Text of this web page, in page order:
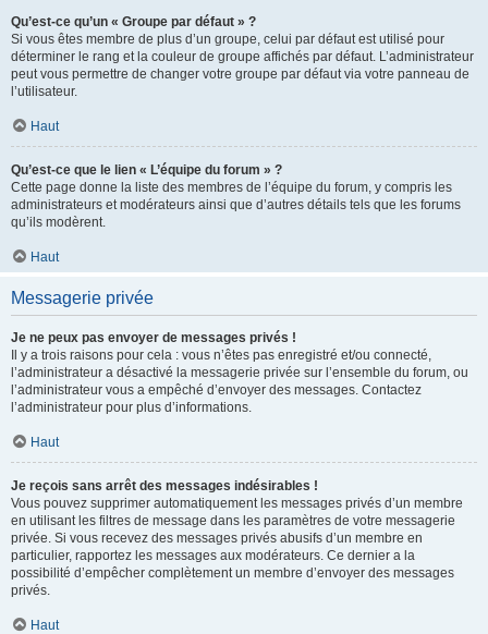
Qu’est-ce qu’un « Groupe par défaut » ?
Si vous êtes membre de plus d’un groupe, celui par défaut est utilisé pour
déterminer le rang et la couleur de groupe affichés par défaut. L’administrateur
peut vous permettre de changer votre groupe par défaut via votre panneau de
l’utilisateur.
Haut
Qu’est-ce que le lien « L’équipe du forum » ?
Cette page donne la liste des membres de l’équipe du forum, y compris les
administrateurs et modérateurs ainsi que d’autres détails tels que les forums
qu’ils modèrent.
Haut
Messagerie privée
Je ne peux pas envoyer de messages privés !
Il y a trois raisons pour cela : vous n’êtes pas enregistré et/ou connecté,
l’administrateur a désactivé la messagerie privée sur l’ensemble du forum, ou
l’administrateur vous a empêché d’envoyer des messages. Contactez
l’administrateur pour plus d’informations.
Haut
Je reçois sans arrêt des messages indésirables !
Vous pouvez supprimer automatiquement les messages privés d’un membre
en utilisant les filtres de message dans les paramètres de votre messagerie
privée. Si vous recevez des messages privés abusifs d’un membre en
particulier, rapportez les messages aux modérateurs. Ce dernier a la
possibilité d’empêcher complètement un membre d’envoyer des messages
privés.
Haut